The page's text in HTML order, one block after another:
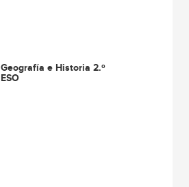
Geografía e Historia 2.º
ESO